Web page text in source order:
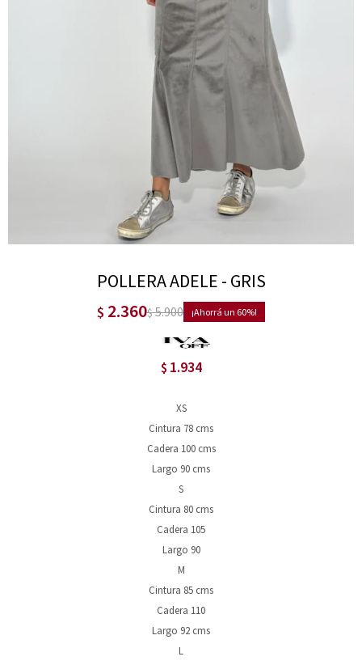
POLLERA ADELE - GRIS
$ 2.360$5.900 60
$ 1.934
XS
Cintura 78 cms
Cadera 100 cms
Largo 90 cms
S
Cintura 80 cms
Cadera 105
Largo 90
M
Cintura 85 cms
Cadera 110
Largo 92 cms
L